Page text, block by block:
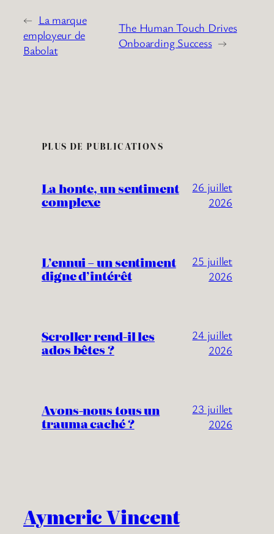
← La marque
employeur de
Babolat
The Human Touch Drives
Onboarding Success →
PLUS DE PUBLICATIONS
La honte, un sentiment
complexe
26 juillet
2026
L’ennui – un sentiment
digne d’intérêt
25 juillet
2026
Scroller rend-il les
ados bêtes ?
24 juillet
2026
Avons-nous tous un
trauma caché ?
23 juillet
2026
Aymeric Vincent